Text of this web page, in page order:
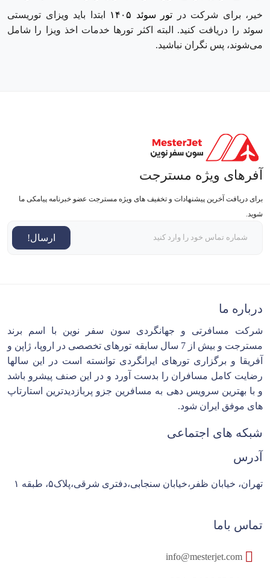
خیر، برای شرکت در تور سوئد ۱۴۰۵
ابتدا باید ویزای توریستی
سوئد را دریافت کنید. البته اکثر تورها خدمات اخذ ویزا را شامل
می‌شوند، پس نگران نباشید.
آفرهای ویژه مسترجت
برای دریافت آخرین پیشنهادات و تخفیف های ویژه مسترجت عضو خبرنامه پیامکی ما
شوید.
ارسال!
درباره ما
شرکت مسافرتی و جهانگردی سون سفر نوین با اسم برند
مسترجت و بیش از 7 سال سابقه تورهای تخصصی در اروپا، ژاپن و
آفریقا و برگزاری تورهای ایرانگردی توانسته است در این سالها
رضایت کامل مسافران را بدست آورد و در این صنف پیشرو باشد
و با بهترین سرویس دهی به مسافرین جزو پربازدیدترین استارتاپ
های موفق ایران شود.
شبکه های اجتماعی
آدرس
تهران، خیابان ظفر،خیابان سنجابی،دفتری شرقی،پلاک۵، طبقه ۱
تماس باما